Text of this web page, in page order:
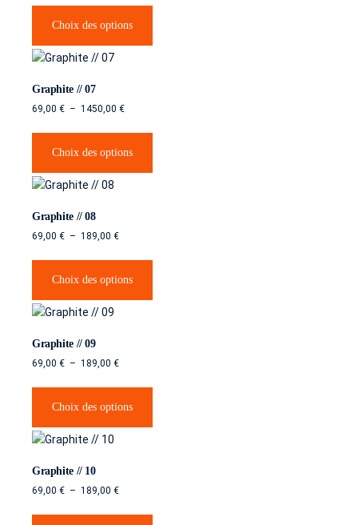
Choix des options
Graphite // 07
69,00 € – 1450,00 €
Choix des options
Graphite // 08
69,00 € – 189,00 €
Choix des options
Graphite // 09
69,00 € – 189,00 €
Choix des options
Graphite // 10
69,00 € – 189,00 €